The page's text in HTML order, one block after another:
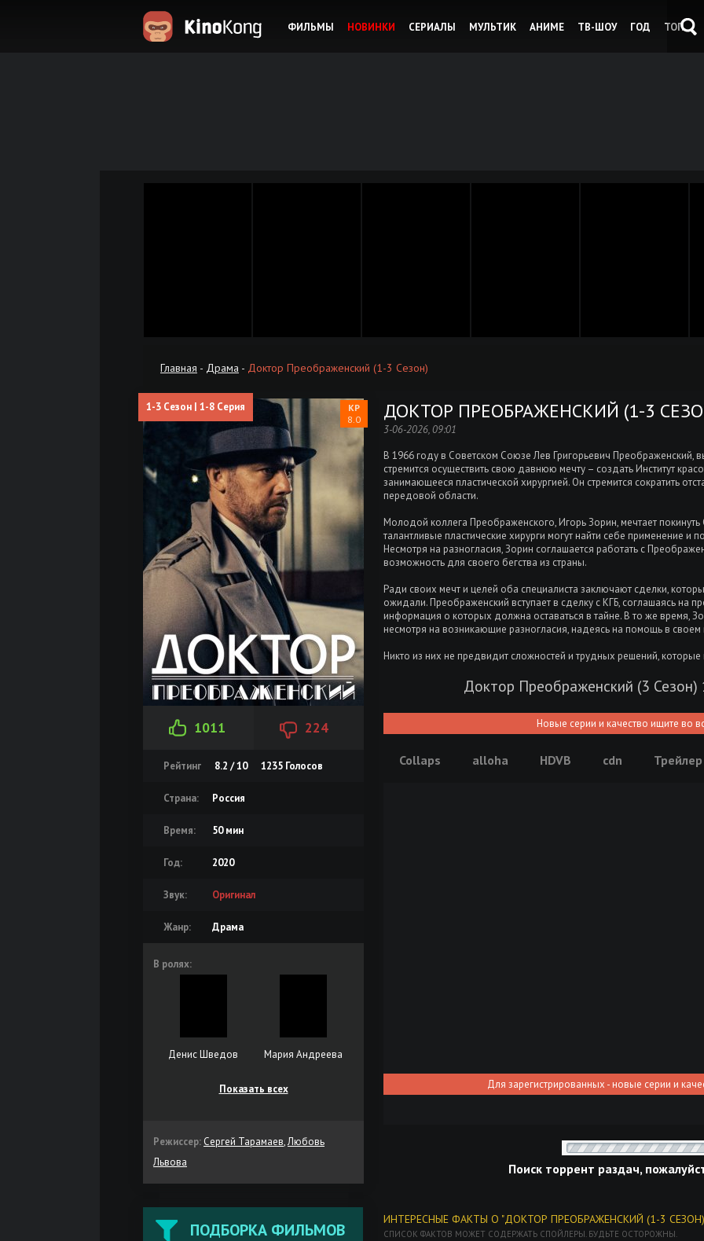
ФИЛЬМЫ НОВИНКИ СЕРИАЛЫ МУЛЬТИК АНИМЕ ТВ-ШОУ ГОД ТОП
Главная - Драма - Доктор Преображенский (1-3 Сезон)
1-3 Сезон | 1-8 Серия
8.0
1011 224
Рейтинг 8.2 / 10 1235 Голосов
Страна: Россия
Время: 50 мин
Год: 2020
Звук: Оригинал
Жанр: Драма
В ролях:
Денис Шведов Мария Андреева
Показать всех
Режиссер: Сергей Тарамаев,Любовь
Львова
ПОДБОРКА ФИЛЬМОВ
ДОКТОР ПРЕОБРАЖЕНСКИЙ (1-3
3-06-2026, 09:01
В 1966 году в Советском Союзе Лев Григорьевич Преображенский,
стремится осуществить свою давнюю мечту – создать Институт
занимающееся пластической хирургией. Он стремится сократить
передовой области.
Молодой коллега Преображенского, Игорь Зорин, мечтает
талантливые пластические хирурги могут найти себе применение и
Несмотря на разногласия, Зорин соглашается работать с
возможность для своего бегства из страны.
Ради своих мечт и целей оба специалиста заключают сделки,
ожидали. Преображенский вступает в сделку с КГБ, соглашаясь на
информация о которых должна оставаться в тайне. В то же время,
несмотря на возникающие разногласия, надеясь на помощь в своем
Никто из них не предвидит сложностей и трудных решений,
Доктор Преображенский (3 Сезон)
Новые серии и качество ищите во
Collaps alloha HDVB cdn Трейлер
Для зарегистрированных - новые серии и
Поиск торрент раздач,
ИНТЕРЕСНЫЕ ФАКТЫ О "ДОКТОР ПРЕОБРАЖЕНСКИЙ (1-3
СПИСОК ФАКТОВ МОЖЕТ СОДЕРЖАТЬ СПОЙЛЕРЫ. БУДЬТЕ ОСТОРОЖНЫ.